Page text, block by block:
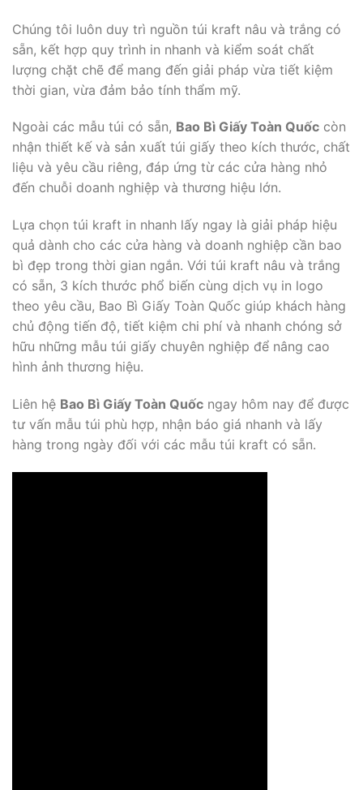
Chúng tôi luôn duy trì nguồn túi kraft nâu và trắng có
sẵn, kết hợp quy trình in nhanh và kiểm soát chất
lượng chặt chẽ để mang đến giải pháp vừa tiết kiệm
thời gian, vừa đảm bảo tính thẩm mỹ.
Ngoài các mẫu túi có sẵn, Bao Bì Giấy Toàn Quốc còn
nhận thiết kế và sản xuất túi giấy theo kích thước, chất
liệu và yêu cầu riêng, đáp ứng từ các cửa hàng nhỏ
đến chuỗi doanh nghiệp và thương hiệu lớn.
Lựa chọn túi kraft in nhanh lấy ngay là giải pháp hiệu
quả dành cho các cửa hàng và doanh nghiệp cần bao
bì đẹp trong thời gian ngắn. Với túi kraft nâu và trắng
có sẵn, 3 kích thước phổ biến cùng dịch vụ in logo
theo yêu cầu, Bao Bì Giấy Toàn Quốc giúp khách hàng
chủ động tiến độ, tiết kiệm chi phí và nhanh chóng sở
hữu những mẫu túi giấy chuyên nghiệp để nâng cao
hình ảnh thương hiệu.
Liên hệ Bao Bì Giấy Toàn Quốc ngay hôm nay để được
tư vấn mẫu túi phù hợp, nhận báo giá nhanh và lấy
hàng trong ngày đối với các mẫu túi kraft có sẵn.